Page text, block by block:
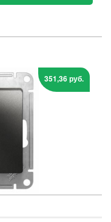
351,36 руб.